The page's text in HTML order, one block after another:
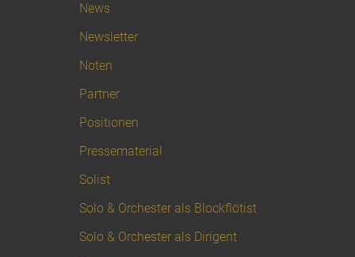
News
Newsletter
Noten
Partner
Positionen
Pressematerial
Solist
Solo & Orchester als Blockflötist
Solo & Orchester als Dirigent